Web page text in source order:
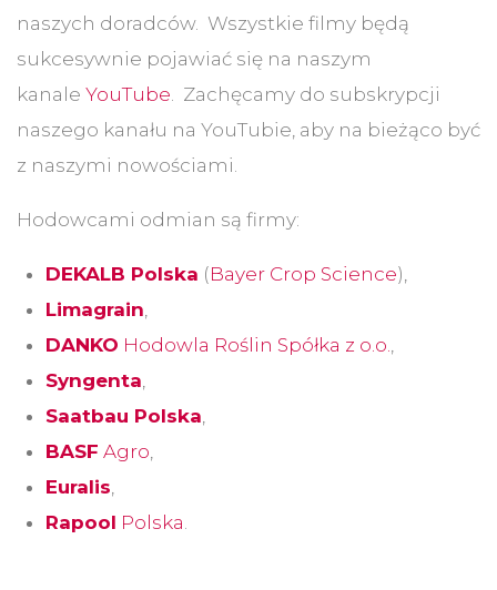
naszych doradców. Wszystkie filmy będą
sukcesywnie pojawiać się na naszym
kanale YouTube . Zachęcamy do subskrypcji
naszego kanału na YouTubie, aby na bieżąco być
z naszymi nowościami.
Hodowcami odmian są firmy:
DEKALB Polska (Bayer Crop Science),
Limagrain
DANKO Hodowla Roślin Spółka z o.o.
Syngenta
Saatbau Polska
BASF Agro
Euralis
Rapool Polska